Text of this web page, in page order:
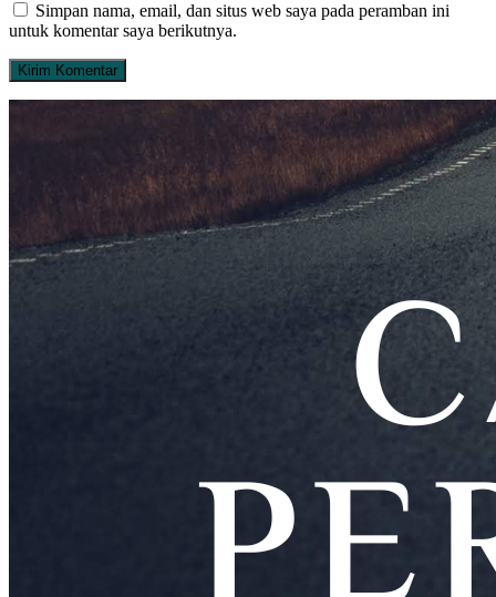
Simpan nama, email, dan situs web saya pada peramban ini
untuk komentar saya berikutnya.